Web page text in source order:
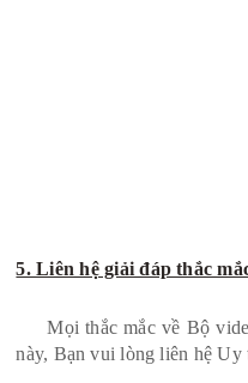
5. Liên hệ giải đáp thắc
Mọi thắc mắc về Bộ
này, Bạn vui lòng liên hệ Uy